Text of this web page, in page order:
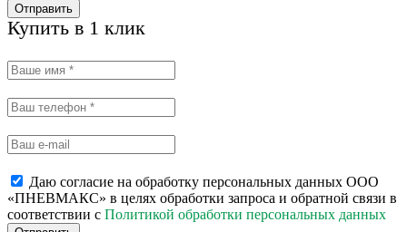
Отправить
Купить в 1 клик
Даю согласие на обработку персональных данных ООО
«ПНЕВМАКС» в целях обработки запроса и обратной связи в
соответствии с Политикой обработки персональных данных